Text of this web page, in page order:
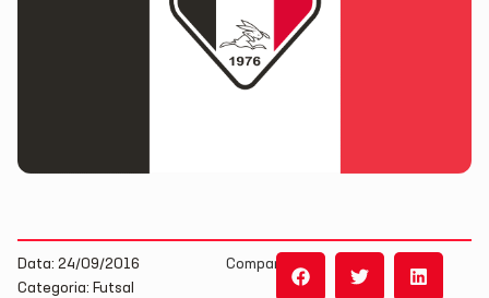
Data: 24/09/2016
Categoria: Futsal
Compartilhe: